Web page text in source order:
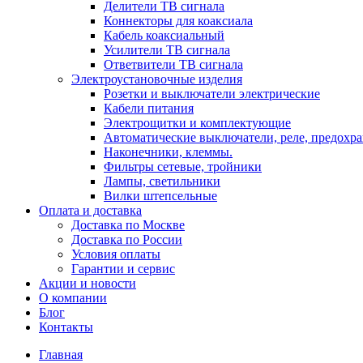
Делители ТВ сигнала
Коннекторы для коаксиала
Кабель коаксиальный
Усилители ТВ сигнала
Ответвители ТВ сигнала
Электроустановочные изделия
Розетки и выключатели электрические
Кабели питания
Электрощитки и комплектующие
Автоматические выключатели, реле,
Наконечники, клеммы.
Фильтры сетевые, тройники
Лампы, светильники
Вилки штепсельные
Оплата и доставка
Доставка по Москве
Доставка по России
Условия оплаты
Гарантии и сервис
Акции и новости
О компании
Блог
Контакты
Главная